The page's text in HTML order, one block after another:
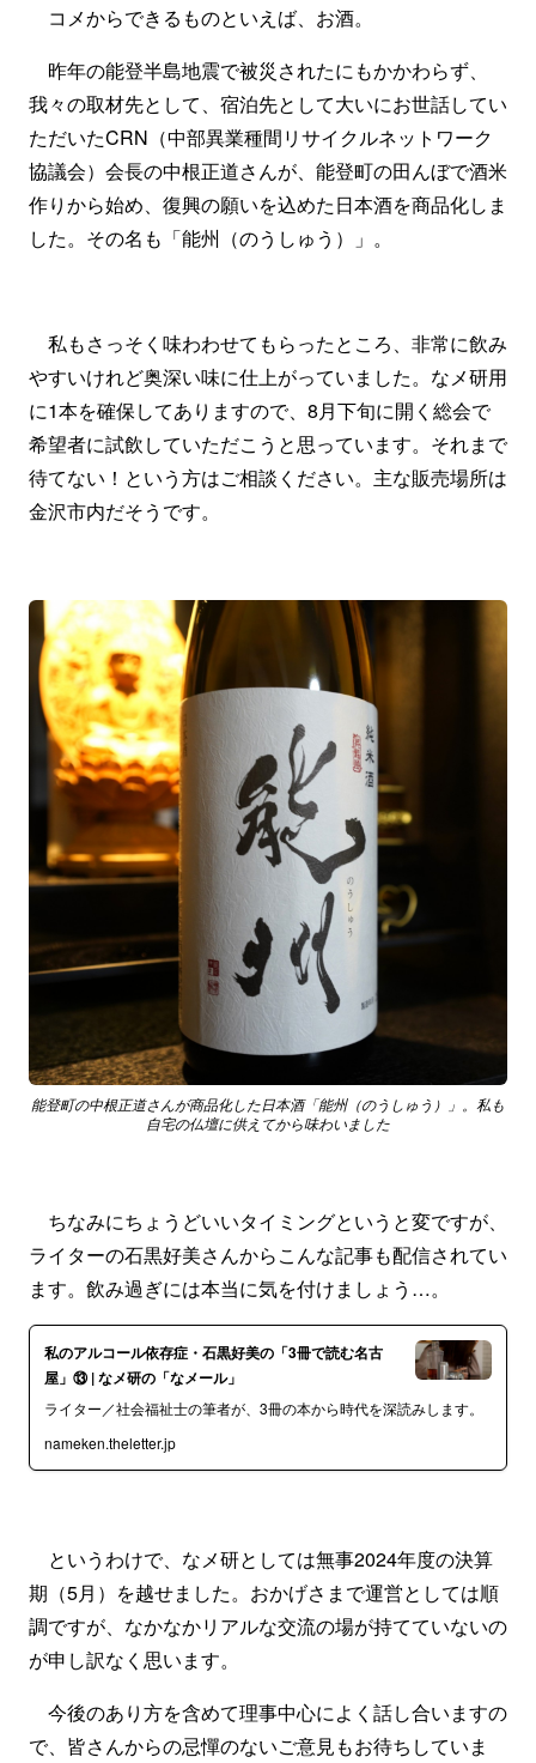
コメからできるものといえば、お酒。
昨年の能登半島地震で被災されたにもかかわらず、
我々の取材先として、宿泊先として大いにお世話してい
ただいたCRN（中部異業種間リサイクルネットワーク
協議会）会長の中根正道さんが、能登町の田んぼで酒米
作りから始め、復興の願いを込めた日本酒を商品化しま
した。その名も「能州（のうしゅう）」。
私もさっそく味わわせてもらったところ、非常に飲み
やすいけれど奥深い味に仕上がっていました。なメ研用
に1本を確保してありますので、8月下旬に開く総会で
希望者に試飲していただこうと思っています。それまで
待てない！という方はご相談ください。主な販売場所は
金沢市内だそうです。
能登町の中根正道さんが商品化した日本酒「能州（のうしゅう）」。私も
自宅の仏壇に供えてから味わいました
ちなみにちょうどいいタイミングというと変ですが、
ライターの石黒好美さんからこんな記事も配信されてい
ます。飲み過ぎには本当に気を付けましょう…。
私のアルコール依存症・石黒好美の「3冊で読む名古
屋」⑬ | なメ研の「なメール」
ライター／社会福祉士の筆者が、3冊の本から時代を深読みします。
nameken.theletter.jp
というわけで、なメ研としては無事2024年度の決算
期（5月）を越せました。おかげさまで運営としては順
調ですが、なかなかリアルな交流の場が持てていないの
が申し訳なく思います。
今後のあり方を含めて理事中心によく話し合いますの
で、皆さんからの忌憚のないご意見もお待ちしていま